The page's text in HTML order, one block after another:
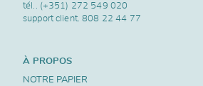
tél.. (+351) 272 549 020
support client.808 22 44 77
À PROPOS
NOTRE PAPIER